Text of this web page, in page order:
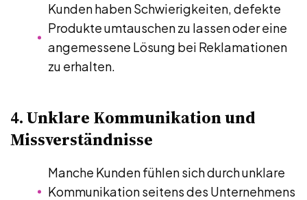
Kunden haben Schwierigkeiten, defekte
Produkte umtauschen zu lassen oder eine
angemessene Lösung bei Reklamationen
zu erhalten.
4. Unklare Kommunikation und
Missverständnisse
Manche Kunden fühlen sich durch unklare
Kommunikation seitens des Unternehmens